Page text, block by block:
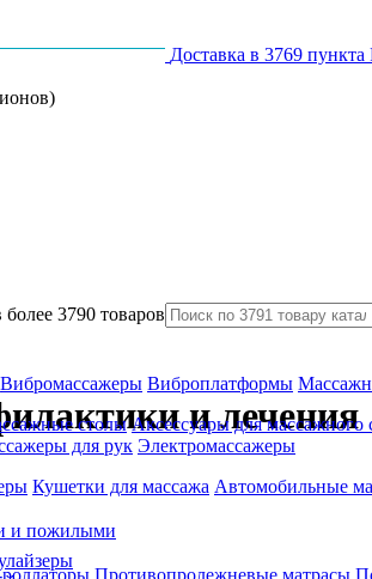
Доставка в 3769
более 3790 товаров
Вибромассажеры Виброплатформы
столы Аксессуары для массажного
для рук Электромассажеры
Кушетки для массажа Автомобильные
и пожилыми
Противопролежневые матрасы
и лечения